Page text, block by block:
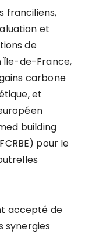
franciliens,
et
de
Île-de-France,
carbone
et
building
pour le
accepté de
synergies